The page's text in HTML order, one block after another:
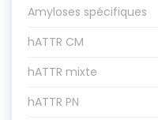
Amyloses spécifiques
hATTR CM
hATTR mixte
hATTR PN